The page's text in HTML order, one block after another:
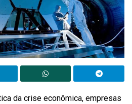
da crise econômica, empresas